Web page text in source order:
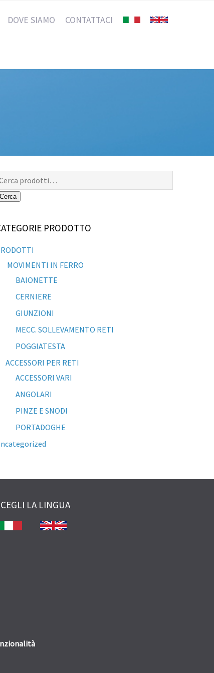
DOVE SIAMO CONTATTACI
Cerca:
Cerca
PRODOTTO
MOVIMENTI IN FERRO
BAIONETTE
CERNIERE
GIUNZIONI
MECC. SOLLEVAMENTO RETI
POGGIATESTA
ACCESSORI PER RETI
ACCESSORI VARI
ANGOLARI
PINZE E SNODI
PORTADOGHE
LA LINGUA